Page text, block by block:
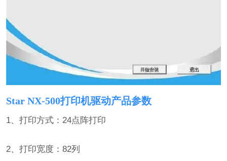
Star NX-500打印机驱动产品参数
1、打印方式：24点阵打印
2、打印宽度：82列